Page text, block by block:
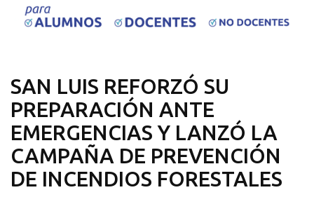
SAN LUIS REFORZÓ SU
PREPARACIÓN ANTE
EMERGENCIAS Y LANZÓ LA
CAMPAÑA DE PREVENCIÓN
DE INCENDIOS FORESTALES